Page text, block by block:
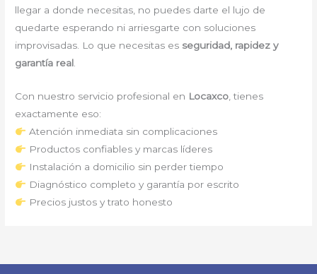
llegar a donde necesitas, no puedes darte el lujo de
quedarte esperando ni arriesgarte con soluciones
improvisadas. Lo que necesitas es seguridad, rapidez y
garantía real.
Con nuestro servicio profesional en Locaxco , tienes
exactamente eso:
Atención inmediata sin complicaciones
Productos confiables y marcas líderes
Instalación a domicilio sin perder tiempo
Diagnóstico completo y garantía por escrito
Precios justos y trato honesto